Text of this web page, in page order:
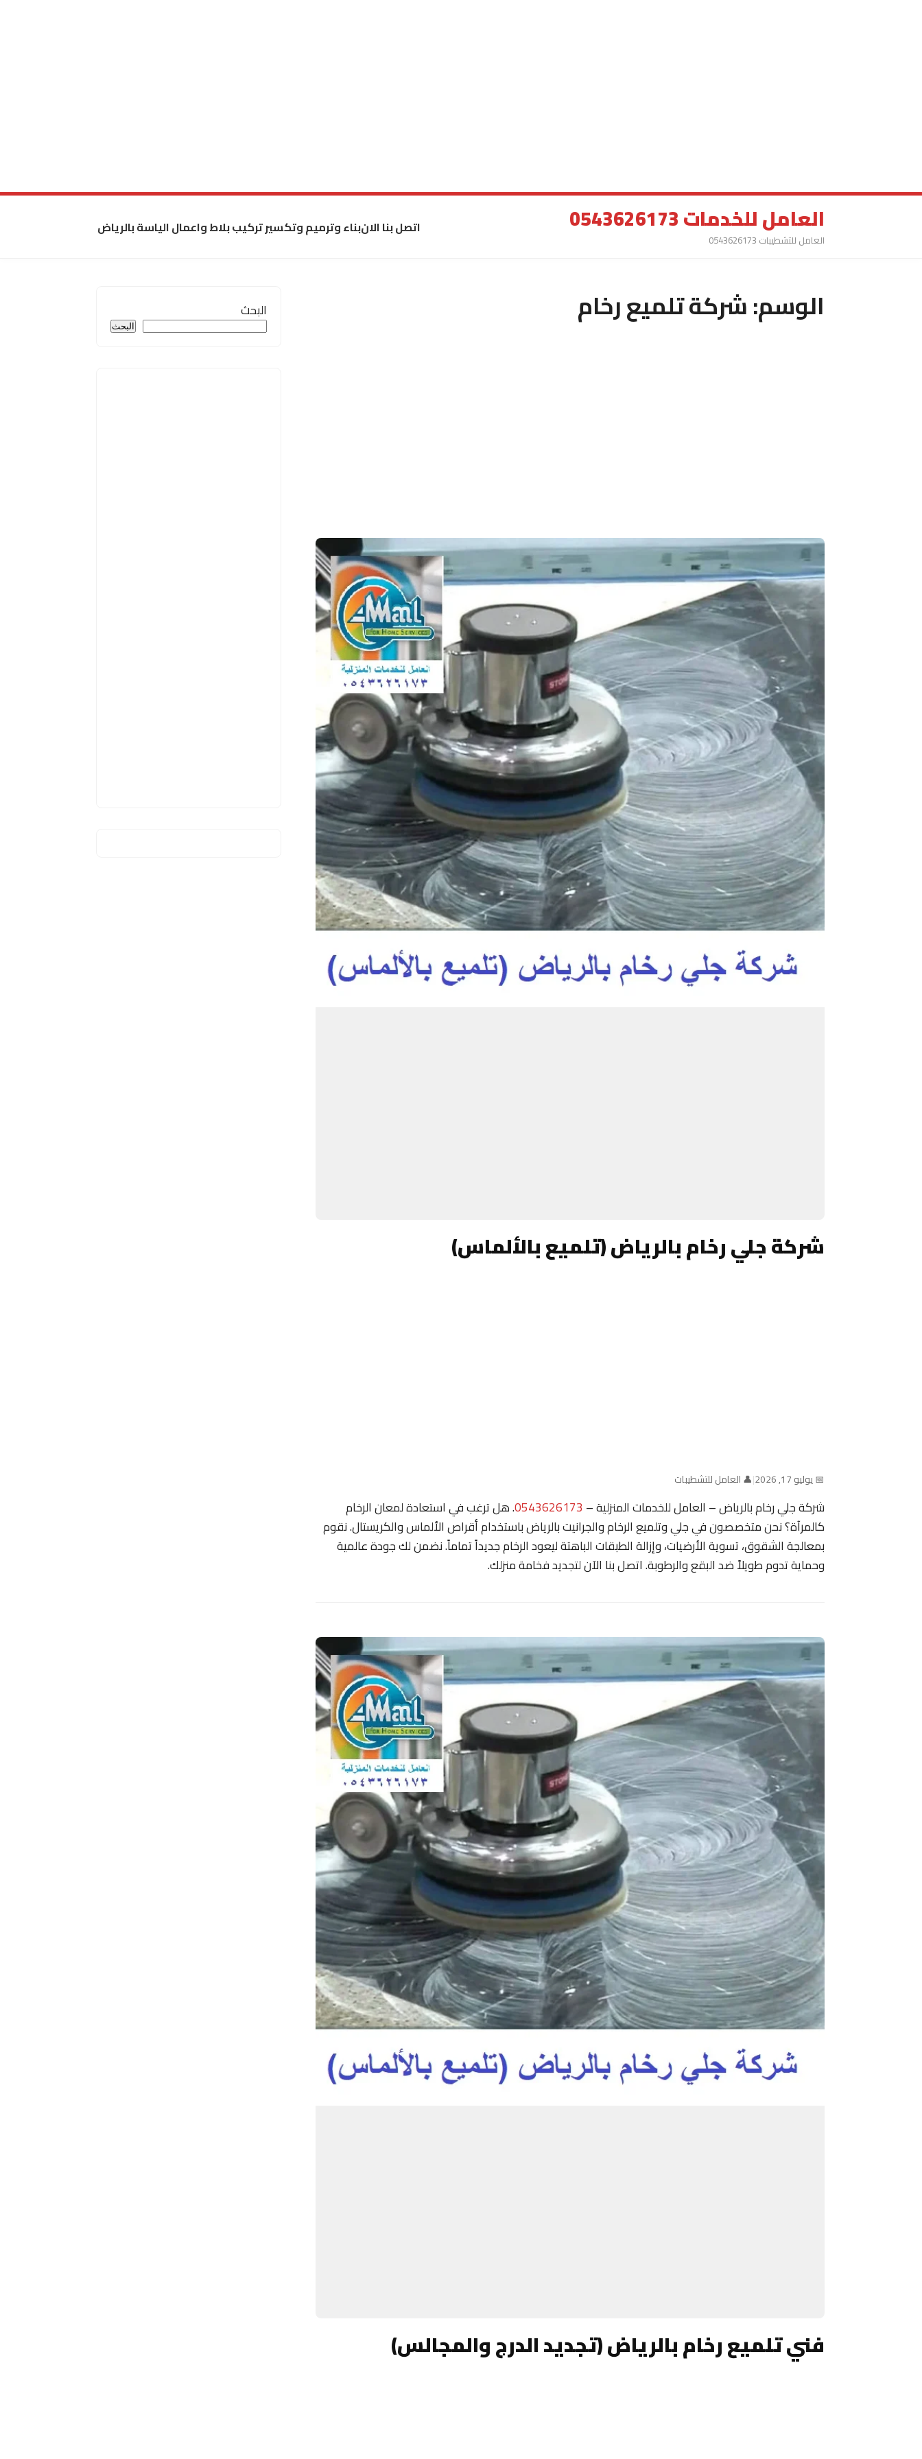
العامل للخدمات 0543626173
العامل للتشطيبات 0543626173
اتصل بنا الانبناء وترميم وتكسير تركيب بلاط واعمال الياسة بالرياض
الوسم:شركة تلميع رخام
شركة جلي رخام بالرياض (تلميع بالألماس)
📅 يوليو 17, 2026 |👤 العامل للتشطيبات
شركة جلي رخام بالرياض – العامل للخدمات المنزلية – 0543626173. هل ترغب في استعادة لمعان الرخام
كالمرآة؟ نحن متخصصون في جلي وتلميع الرخام والجرانيت بالرياض باستخدام أقراص الألماس والكريستال. نقوم
بمعالجة الشقوق، تسوية الأرضيات، وإزالة الطبقات الباهتة ليعود الرخام جديداً تماماً. نضمن لك جودة عالمية
وحماية تدوم طويلاً ضد البقع والرطوبة. اتصل بنا الآن لتجديد فخامة منزلك.
فني تلميع رخام بالرياض (تجديد الدرج والمجالس)
البحث
البحث